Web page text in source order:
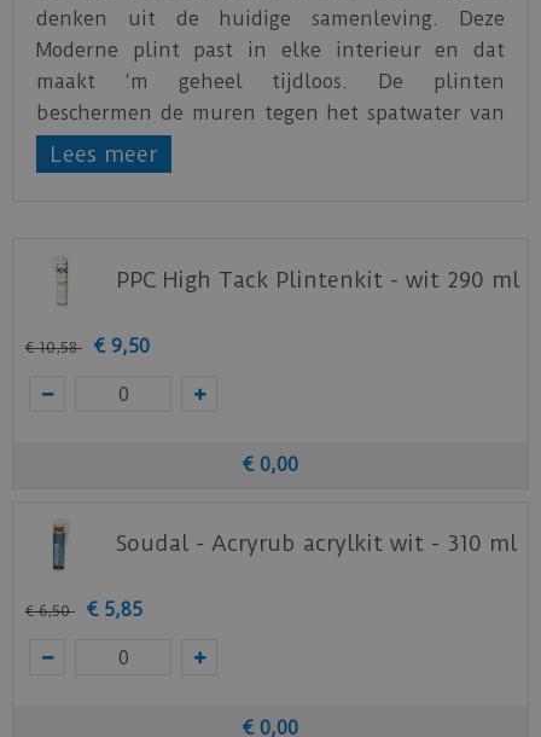
denken uit de huidige samenleving. Deze
Moderne plint past in elke interieur en dat
maakt ‘m geheel tijdloos. De plinten
beschermen de muren tegen het spatwater van
het schoonmaken. De plint is voorgelakt in RAL
9016 (verkeerswit). Deze MDF Moderne plint is
wordt gelegd. De MDF Moderne plint met
uitsparing is voorgelakt in RAL 9016
(verkeerswit).
Lees meer
PPC High Tack Plintenkit - wit 290 ml
€ 10,58 € 9,50
€ 0,00
Soudal - Acryrub acrylkit wit - 310 ml
€ 6,50 € 5,85
€ 0,00